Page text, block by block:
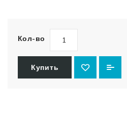
Кол-во
Купить